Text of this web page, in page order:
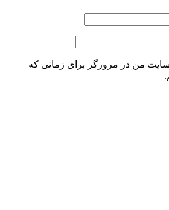
من در مرورگر برای زمانی که